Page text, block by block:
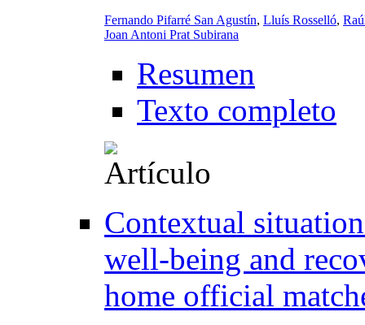
Fernando Pifarré San Agustín, Lluís Rosselló,
Joan Antoni Prat Subirana
Resumen
Texto completo
Contextual
well-being and
home official